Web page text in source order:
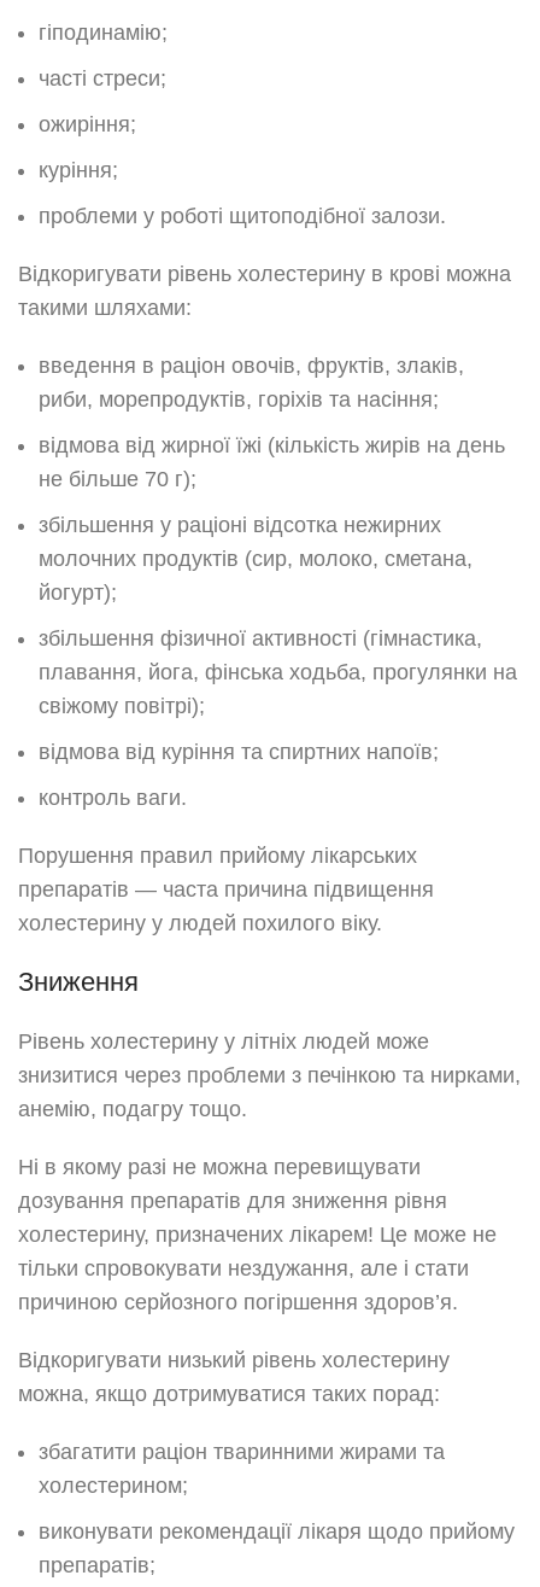
гіподинамію;
часті стреси;
ожиріння;
куріння;
проблеми у роботі щитоподібної залози.
Відкоригувати рівень холестерину в крові можна
такими шляхами:
введення в раціон овочів, фруктів, злаків,
риби, морепродуктів, горіхів та насіння;
відмова від жирної їжі (кількість жирів на день
не більше 70 г);
збільшення у раціоні відсотка нежирних
молочних продуктів (сир, молоко, сметана,
йогурт);
збільшення фізичної активності (гімнастика,
плавання, йога, фінська ходьба, прогулянки на
свіжому повітрі);
відмова від куріння та спиртних напоїв;
контроль ваги.
Порушення правил прийому лікарських
препаратів — часта причина підвищення
холестерину у людей похилого віку.
Зниження
Рівень холестерину у літніх людей може
знизитися через проблеми з печінкою та нирками,
анемію, подагру тощо.
Ні в якому разі не можна перевищувати
дозування препаратів для зниження рівня
холестерину, призначених лікарем! Це може не
тільки спровокувати нездужання, але і стати
причиною серйозного погіршення здоров’я.
Відкоригувати низький рівень холестерину
можна, якщо дотримуватися таких порад:
збагатити раціон тваринними жирами та
холестерином;
виконувати рекомендації лікаря щодо прийому
препаратів;